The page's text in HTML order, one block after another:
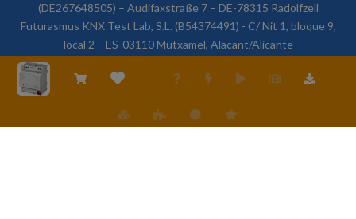
(DE267648505) – Audifaxstraße 7 – DE-78315 Radolfzell
Futurasmus KNX Test Lab, S.L. (B54374491) - C/ Nit 1, bloque 9,
local 2 – ES-03110 Mutxamel, Alacant/Alicante
© 2026 Futurasmus, S.L. Alle Rechte vorbehalten.